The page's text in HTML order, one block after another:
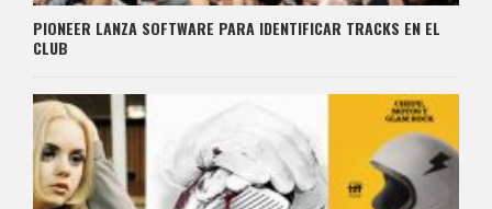
PIONEER LANZA SOFTWARE PARA IDENTIFICAR TRACKS EN EL
CLUB